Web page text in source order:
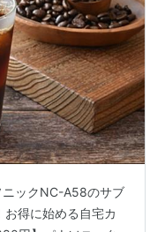
ニックNC-A58のサブ
得に始める自宅カ